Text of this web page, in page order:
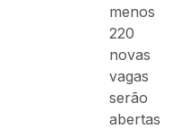
menos
220
novas
vagas
serão
abertas